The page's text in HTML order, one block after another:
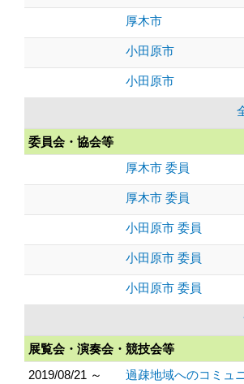
厚木市
小田原市
小田原市
委員会・協会等
厚木市 委員
厚木市 委員
小田原市 委員
小田原市 委員
小田原市 委員
展覧会・演奏会・競技会等
2019/08/21 ～
過疎地域へのコミュ